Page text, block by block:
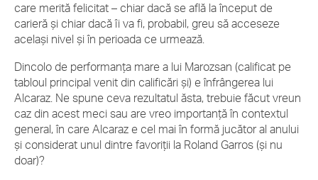
care merită felicitat – chiar dacă se află la început de
carieră și chiar dacă îi va fi, probabil, greu să acceseze
același nivel și în perioada ce urmează.
Dincolo de performanța mare a lui Marozsan (calificat pe
tabloul principal venit din calificări și) e înfrângerea lui
Alcaraz. Ne spune ceva rezultatul ăsta, trebuie făcut vreun
caz din acest meci sau are vreo importanță în contextul
general, în care Alcaraz e cel mai în formă jucător al anului
și considerat unul dintre favoriții la Roland Garros (și nu
doar)?